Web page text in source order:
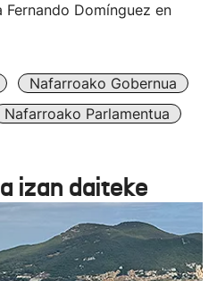
Domínguez en
Nafarroako Gobernua
Nafarroako Parlamentua
izan daiteke